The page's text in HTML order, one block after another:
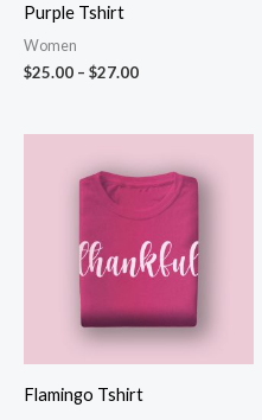
Purple Tshirt
Women
$25.00 – $27.00
Flamingo Tshirt
$25.00
through